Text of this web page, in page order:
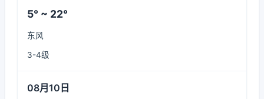
5° ~ 22°
东风
3-4级
08月10日